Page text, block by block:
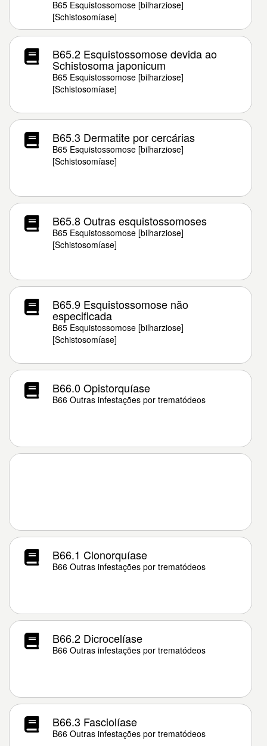
B65 Esquistossomose [bilharziose]
[Schistosomíase]
B65.2 Esquistossomose devida ao
Schistosoma japonicum
B65 Esquistossomose [bilharziose]
[Schistosomíase]
B65.3 Dermatite por cercárias
B65 Esquistossomose [bilharziose]
[Schistosomíase]
B65.8 Outras esquistossomoses
B65 Esquistossomose [bilharziose]
[Schistosomíase]
B65.9 Esquistossomose não
especificada
B65 Esquistossomose [bilharziose]
[Schistosomíase]
B66.0 Opistorquíase
B66 Outras infestações por trematódeos
B66.1 Clonorquíase
B66 Outras infestações por trematódeos
B66.2 Dicrocelíase
B66 Outras infestações por trematódeos
B66.3 Fasciolíase
B66 Outras infestações por trematódeos